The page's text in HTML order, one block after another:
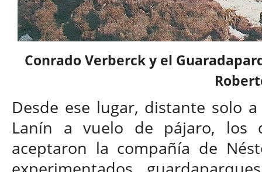
Conrado Verberck y el
Desde ese lugar, distante solo
Lanín a vuelo de pájaro, los
aceptaron la compañía de